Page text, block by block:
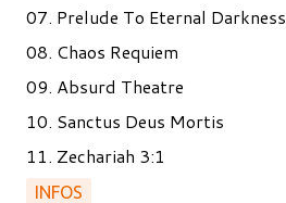
07. Prelude To Eternal Darkness
08. Chaos Requiem
09. Absurd Theatre
10. Sanctus Deus Mortis
11. Zechariah 3:1
INFOS